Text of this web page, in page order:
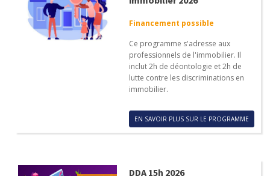
Financement possible
Ce programme s'adresse aux
professionnels de l'immobilier. Il
inclut 2h de déontologie et 2h de
lutte contre les discriminations en
immobilier.
EN SAVOIR PLUS SUR LE PROGRAMME
DDA 15h 2026